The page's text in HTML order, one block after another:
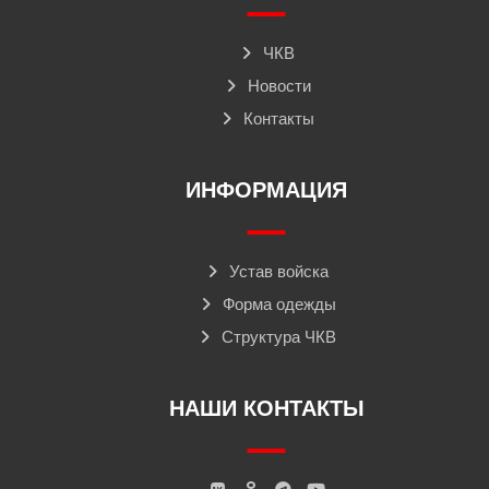
ЧКВ
Новости
Контакты
ИНФОРМАЦИЯ
Устав войска
Форма одежды
Структура ЧКВ
НАШИ КОНТАКТЫ